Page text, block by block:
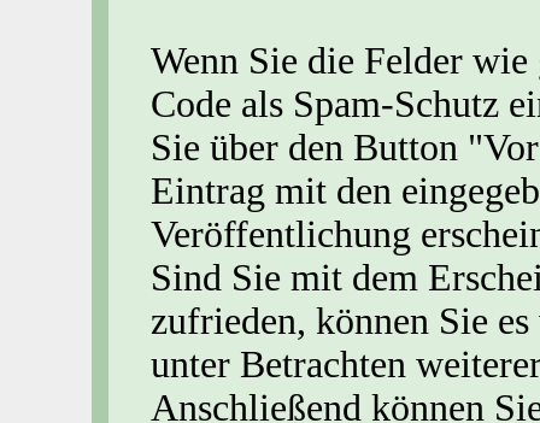
Wenn Sie die Felder
Code als Spam-Schutz
Sie über den Button
Eintrag mit den
Veröffentlichung
Sind Sie mit dem
zufrieden, können Sie
unter Betrachten
Anschließend können